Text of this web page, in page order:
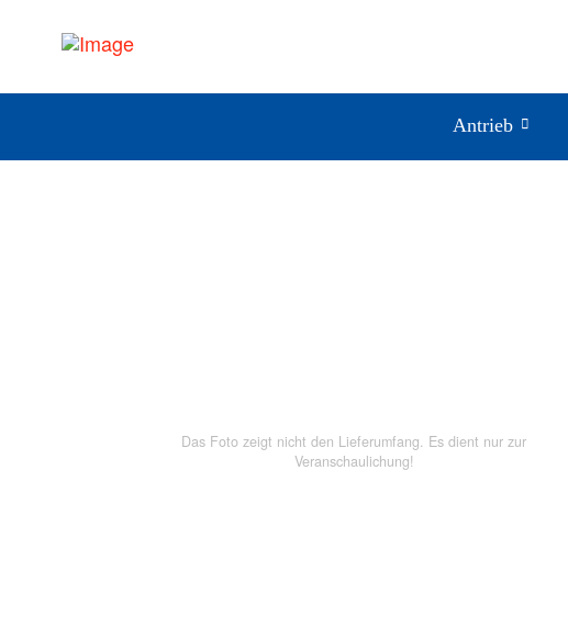
Antrieb
Das Foto zeigt nicht den Lieferumfang. Es dient nur zur
Veranschaulichung!